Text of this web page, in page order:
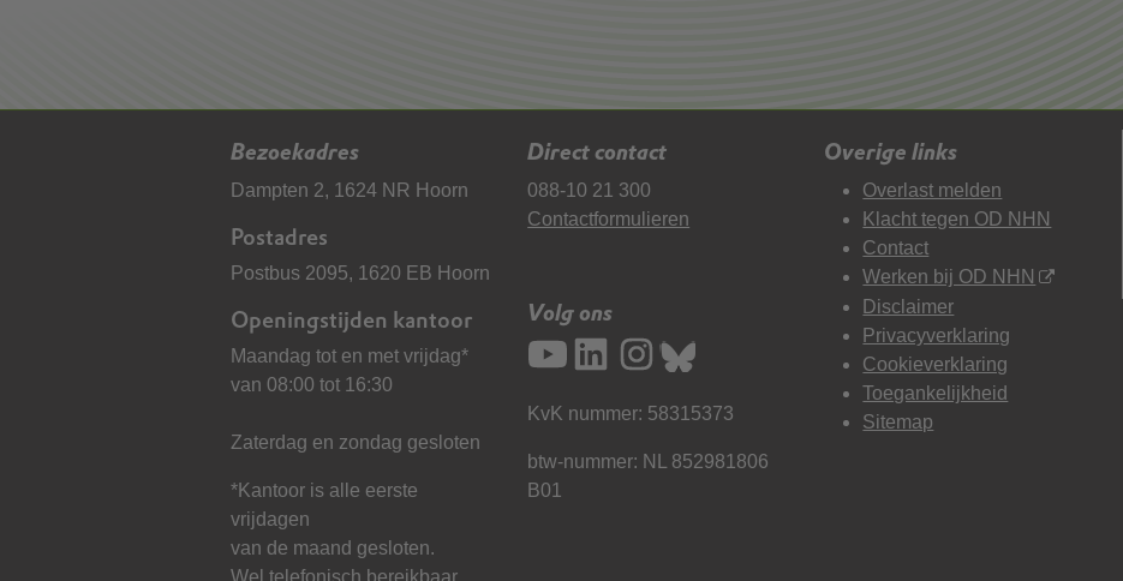
Bezoekadres
Dampten 2, 1624 NR Hoorn
Postadres
Postbus 2095, 1620 EB Hoorn
Openingstijden kantoor
Maandag tot en met vrijdag*
van 08:00 tot 16:30
Zaterdag en zondag gesloten
*Kantoor is alle eerste
vrijdagen
van de maand gesloten.
Direct contact
088-10 21 300
Contactformulieren
Volg ons
KvK nummer: 58315373
btw-nummer: NL 852981806
B01
Overige links
Overlast melden
Klacht tegen OD NHN
Contact
Werken bij OD NHN
Disclaimer
Privacyverklaring
Cookieverklaring
Toegankelijkheid
Sitemap